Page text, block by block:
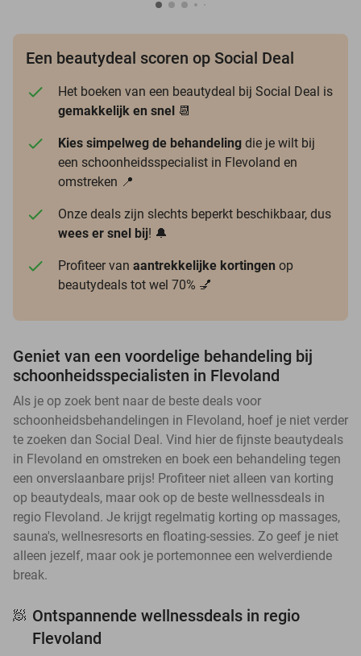
Een beautydeal scoren op Social Deal
Het boeken van een beautydeal bij Social Deal is
gemakkelijk en snel 📆
Kies simpelweg de behandeling die je wilt bij
een schoonheidsspecialist in Flevoland en
omstreken 📍
Onze deals zijn slechts beperkt beschikbaar, dus
wees er snel bij! 🔔
Profiteer van aantrekkelijke kortingen op
beautydeals tot wel 70% 💅
Geniet van een voordelige behandeling bij
schoonheidsspecialisten in Flevoland
Als je op zoek bent naar de beste deals voor
schoonheidsbehandelingen in Flevoland, hoef je niet verder
te zoeken dan Social Deal. Vind hier de fijnste beautydeals
in Flevoland en omstreken en boek een behandeling tegen
een onverslaanbare prijs! Profiteer niet alleen van korting
op beautydeals, maar ook op de beste wellnessdeals in
regio Flevoland. Je krijgt regelmatig korting op massages,
sauna's, wellnesresorts en floating-sessies. Zo geef je niet
alleen jezelf, maar ook je portemonnee een welverdiende
break.
🧖 Ontspannende wellnessdeals in regio
Flevoland